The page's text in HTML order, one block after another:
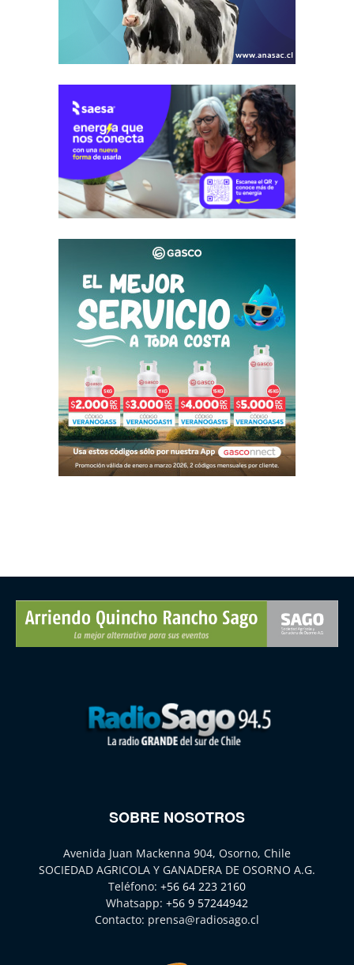
SOBRE NOSOTROS
Avenida Juan Mackenna 904, Osorno, Chile
SOCIEDAD AGRICOLA Y GANADERA DE OSORNO A.G.
Teléfono: +56 64 223 2160
Whatsapp: +56 9 57244942
Contacto: prensa@radiosago.cl